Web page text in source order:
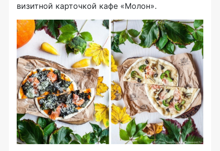
визитной карточкой кафе «Молон».